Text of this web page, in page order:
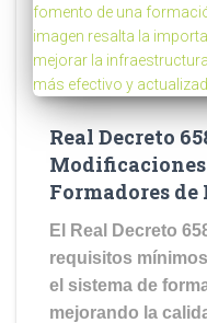
Real Decreto
Formadores de
El Real Decreto
requisitos
el sistema de
mejorando la